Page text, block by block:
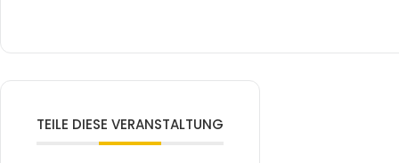
TEILE DIESE VERANSTALTUNG